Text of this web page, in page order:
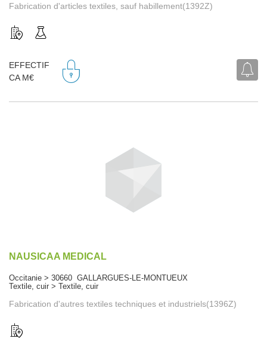
Fabrication d'articles textiles, sauf habillement(1392Z)
EFFECTIF
CA M€
NAUSICAA MEDICAL
Occitanie > 30660 GALLARGUES-LE-MONTUEUX
Textile, cuir > Textile, cuir
Fabrication d'autres textiles techniques et industriels(1396Z)